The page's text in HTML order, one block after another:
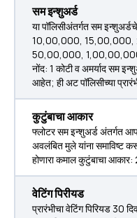
सम इन्शुअर्ड
या पॉलिसीअंतर्गत सम
₹10,00,000,
₹50,00,000,
नोंद: 1 कोटी व अमर्याद सम
आहेत; ही अट पॉलिसीच्या
कुटुंबाचा आकार
फ्लोटर सम इन्शुअर्ड अंतर्गत
अवलंबित मुले यांना समाविष्ट
होणारा कमाल कुटुंबाचा
वेटिंग पिरीयड
प्रारंभीचा वेटिंग पिरियड 30